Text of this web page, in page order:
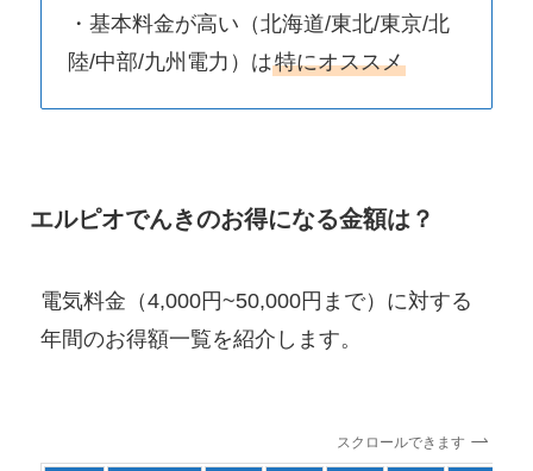
・基本料金が高い（北海道/東北/東京/北
陸/中部/九州電力）は特にオススメ
エルピオでんきのお得になる金額は？
電気料金（4,000円~50,000円まで）に対する
年間のお得額一覧を紹介します。
スクロールできます